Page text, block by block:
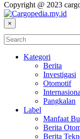
Copyright @ 2023
×
Kategori
Berita
Investigasi
Otomotif
Pangkalan
Label
Manfaat
Berita
Berita